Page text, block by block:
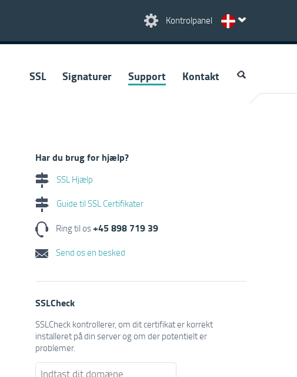
Kontrolpanel
SSL Signaturer Support Kontakt
Har du brug for hjælp?
SSL Hjælp
Guide til SSL Certifikater
Ring til os+45 898 719 39
Send os en besked
SSLCheck
SSLCheck kontrollerer, om dit certifikat er korrekt
installeret på din server og om der potentielt er
problemer.